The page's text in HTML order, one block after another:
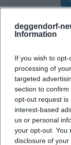
deggendorf-
Information
If you wish to
processing of
targeted
section to
opt-out request is
interest-based
us or personal
your opt-out. You
disclosure of
Häufig
Wann beginnt